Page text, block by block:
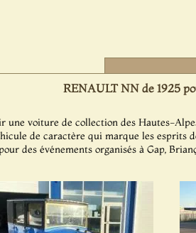
RENAULT NN de 1925
une voiture de collection des Hautes-
de caractère qui marque les esprits
des événements organisés à Gap,